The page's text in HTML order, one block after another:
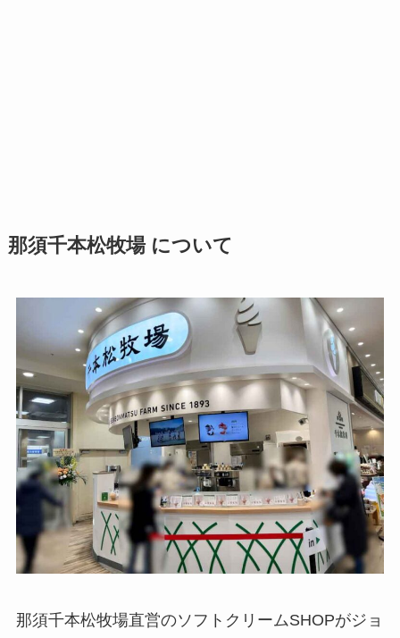
那須千本松牧場 について
那須千本松牧場直営のソフトクリームSHOPがジョ